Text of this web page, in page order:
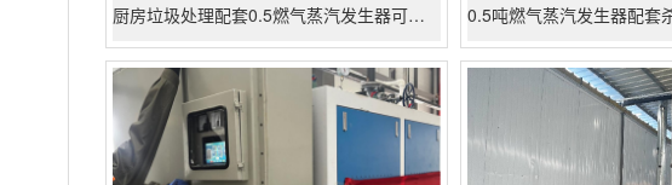
厨房垃圾处理配套0.5燃气蒸汽发生器可变废为宝